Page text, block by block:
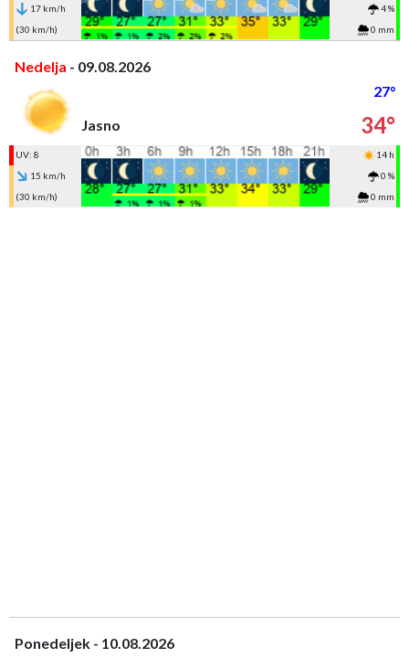
17 km/h
4 %
(30 km/h)
0 mm
Nedelja - 09.08.2026
27°
Jasno
34°
UV: 8
14 h
15 km/h
0 %
(30 km/h)
0 mm
Ponedeljek - 10.08.2026